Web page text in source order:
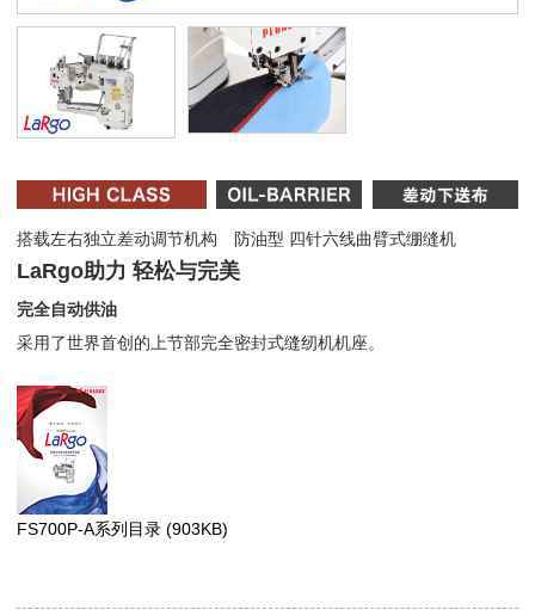
搭载左右独立差动调节机构 防油型 四针六线曲臂式绷缝机
LaRgo助力 轻松与完美
完全自动供油
采用了世界首创的上节部完全密封式缝纫机机座。
FS700P-A系列目录 (903KB)